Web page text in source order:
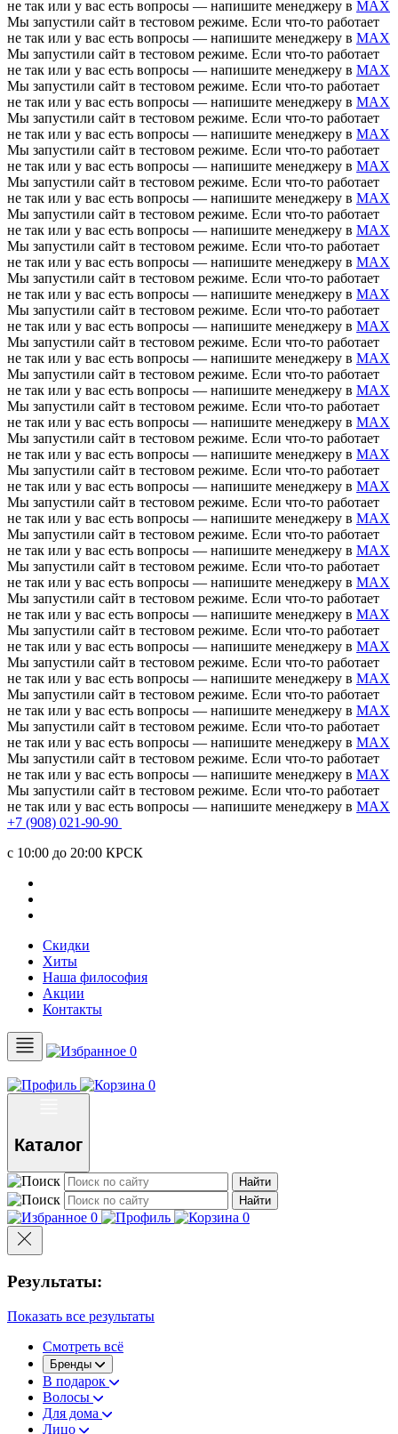
не так или у вас есть вопросы — напишите менеджеру в MAX
Мы запустили сайт в тестовом режиме. Если что-то работает
не так или у вас есть вопросы — напишите менеджеру в MAX
Мы запустили сайт в тестовом режиме. Если что-то работает
не так или у вас есть вопросы — напишите менеджеру в MAX
Мы запустили сайт в тестовом режиме. Если что-то работает
не так или у вас есть вопросы — напишите менеджеру в MAX
Мы запустили сайт в тестовом режиме. Если что-то работает
не так или у вас есть вопросы — напишите менеджеру в MAX
Мы запустили сайт в тестовом режиме. Если что-то работает
не так или у вас есть вопросы — напишите менеджеру в MAX
Мы запустили сайт в тестовом режиме. Если что-то работает
не так или у вас есть вопросы — напишите менеджеру в MAX
Мы запустили сайт в тестовом режиме. Если что-то работает
не так или у вас есть вопросы — напишите менеджеру в MAX
Мы запустили сайт в тестовом режиме. Если что-то работает
не так или у вас есть вопросы — напишите менеджеру в MAX
Мы запустили сайт в тестовом режиме. Если что-то работает
не так или у вас есть вопросы — напишите менеджеру в MAX
Мы запустили сайт в тестовом режиме. Если что-то работает
не так или у вас есть вопросы — напишите менеджеру в MAX
Мы запустили сайт в тестовом режиме. Если что-то работает
не так или у вас есть вопросы — напишите менеджеру в MAX
Мы запустили сайт в тестовом режиме. Если что-то работает
не так или у вас есть вопросы — напишите менеджеру в MAX
Мы запустили сайт в тестовом режиме. Если что-то работает
не так или у вас есть вопросы — напишите менеджеру в MAX
Мы запустили сайт в тестовом режиме. Если что-то работает
не так или у вас есть вопросы — напишите менеджеру в MAX
Мы запустили сайт в тестовом режиме. Если что-то работает
не так или у вас есть вопросы — напишите менеджеру в MAX
Мы запустили сайт в тестовом режиме. Если что-то работает
не так или у вас есть вопросы — напишите менеджеру в MAX
Мы запустили сайт в тестовом режиме. Если что-то работает
не так или у вас есть вопросы — напишите менеджеру в MAX
Мы запустили сайт в тестовом режиме. Если что-то работает
не так или у вас есть вопросы — напишите менеджеру в MAX
Мы запустили сайт в тестовом режиме. Если что-то работает
не так или у вас есть вопросы — напишите менеджеру в MAX
Мы запустили сайт в тестовом режиме. Если что-то работает
не так или у вас есть вопросы — напишите менеджеру в MAX
Мы запустили сайт в тестовом режиме. Если что-то работает
не так или у вас есть вопросы — напишите менеджеру в MAX
Мы запустили сайт в тестовом режиме. Если что-то работает
не так или у вас есть вопросы — напишите менеджеру в MAX
Мы запустили сайт в тестовом режиме. Если что-то работает
не так или у вас есть вопросы — напишите менеджеру в MAX
Мы запустили сайт в тестовом режиме. Если что-то работает
не так или у вас есть вопросы — напишите менеджеру в MAX
Мы запустили сайт в тестовом режиме. Если что-то работает
не так или у вас есть вопросы — напишите менеджеру в MAX
+7 (908) 021-90-90
c 10:00 до 20:00 КРСК
Скидки
Хиты
Наша философия
Акции
Контакты
0
0
Каталог
Найти
Найти
0 0
Результаты:
Показать все результаты
Смотреть всё
Бренды
В подарок
Волосы
Для дома
Лицо